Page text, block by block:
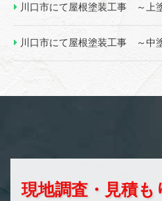
川口市にて屋根塗装工事 ～上
川口市にて屋根塗装工事 ～中
現地調査・見積も